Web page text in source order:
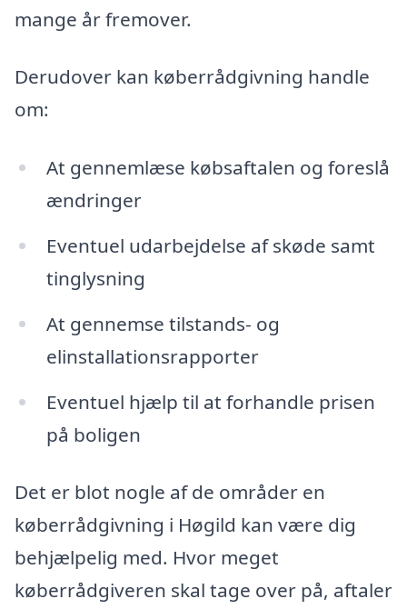
mange år fremover.
Derudover kan køberrådgivning handle
om:
At gennemlæse købsaftalen og foreslå
ændringer
Eventuel udarbejdelse af skøde samt
tinglysning
At gennemse tilstands- og
elinstallationsrapporter
Eventuel hjælp til at forhandle prisen
på boligen
Det er blot nogle af de områder en
køberrådgivning i Høgild kan være dig
behjælpelig med. Hvor meget
køberrådgiveren skal tage over på, aftaler